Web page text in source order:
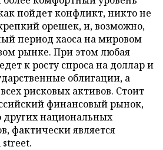
пойдет конфликт, никто не
орешек, и, возможно,
период хаоса на мировом
рынке. При этом любая
к росту спроса на доллар и
облигации, а
рисковых активов. Стоит
финансовый рынок,
других национальных
фактически является